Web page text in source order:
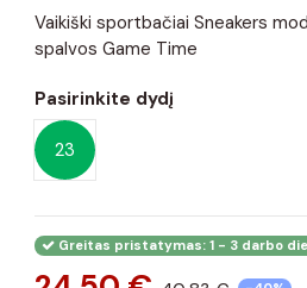
Vaikiški sportbačiai Sneakers
spalvos Game Time
Pasirinkite dydį
23
Greitas pristatymas: 1 - 3 darbo